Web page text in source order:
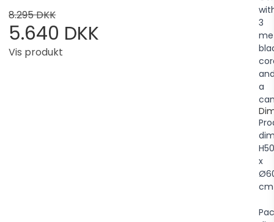
8.295 DKK
5.640 DKK
Vis produkt
3
a
H50
x
cm